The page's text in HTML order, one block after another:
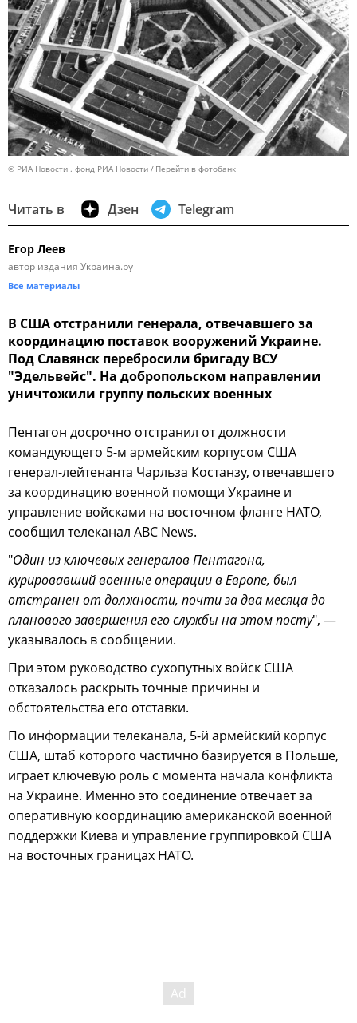
© РИА Новости . фонд РИА Новости Перейти в фотобанк
Читать в Дзен Telegram
Егор Леев
автор издания Украина.ру
Все материалы
В США отстранили генерала, отвечавшего за
координацию поставок вооружений Украине.
Под Славянск перебросили бригаду ВСУ
"Эдельвейс". На добропольском направлении
уничтожили группу польских военных
Пентагон досрочно отстранил от должности
командующего 5-м армейским корпусом США
генерал-лейтенанта Чарльза Костанзу, отвечавшего
за координацию военной помощи Украине и
управление войсками на восточном фланге НАТО,
сообщил телеканал ABC News.
"Один из ключевых генералов Пентагона,
курировавший военные операции в Европе, был
отстранен от должности, почти за два месяца до
планового завершения его службы на этом посту", —
указывалось в сообщении.
При этом руководство сухопутных войск США
отказалось раскрыть точные причины и
обстоятельства его отставки.
По информации телеканала, 5-й армейский корпус
США, штаб которого частично базируется в Польше,
играет ключевую роль с момента начала конфликта
на Украине. Именно это соединение отвечает за
оперативную координацию американской военной
поддержки Киева и управление группировкой США
на восточных границах НАТО.